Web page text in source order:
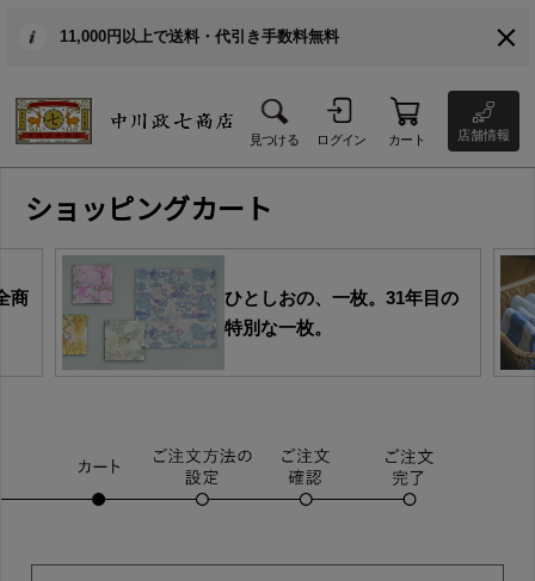
11,000円以上で送料・代引き手数料無料
見つける ログイン カート 店舗情報
ショッピングカート
商
ひとしおの、一枚。31年目の
特別な一枚。